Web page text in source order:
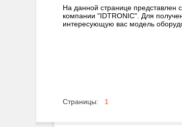
На данной странице представлен
компании "IDTRONIC". Для
интересующую вас модель
Страницы: 1